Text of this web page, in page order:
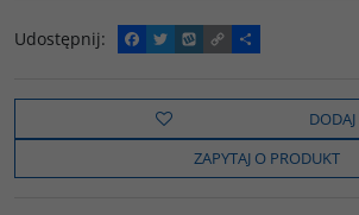
Udostępnij:
F
a
e
o
k
T
w
t
t
e
W
y
o
C
o
y
i
n
k
P
o
z
e
l
s
ZAPYTAJ O PRODUKT